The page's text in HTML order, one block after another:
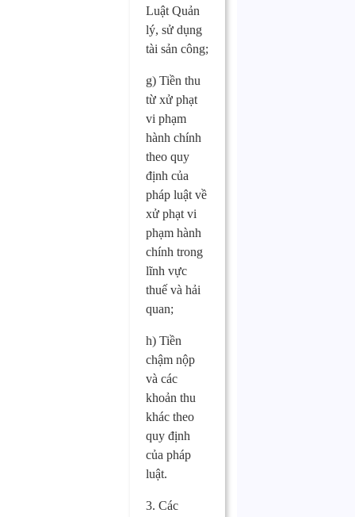
Luật Quản
lý, sử dụng
tài sản công;
g) Tiền thu
từ xử phạt
vi phạm
hành chính
theo quy
định của
pháp luật về
xử phạt vi
phạm hành
chính trong
lĩnh vực
thuế và hải
quan;
h) Tiền
chậm nộp
và các
khoản thu
khác theo
quy định
của pháp
luật.
3. Các